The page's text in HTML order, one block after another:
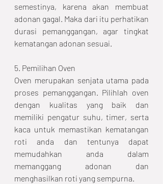
semestinya, karena akan membuat
adonan gagal. Maka dari itu perhatikan
durasi pemanggangan, agar tingkat
kematangan adonan sesuai.
5. Pemilihan Oven
Oven merupakan senjata utama pada
proses pemanggangan. Pilihlah oven
dengan kualitas yang baik dan
memiliki pengatur suhu, timer, serta
kaca untuk memastikan kematangan
roti anda dan tentunya dapat
memudahkan anda dalam
memanggang adonan dan
menghasilkan roti yang sempurna.